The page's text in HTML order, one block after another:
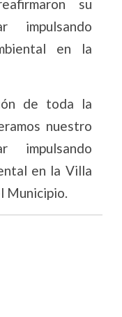
su
impulsando
en la
de toda la
nuestro
impulsando
en la Villa
Municipio.